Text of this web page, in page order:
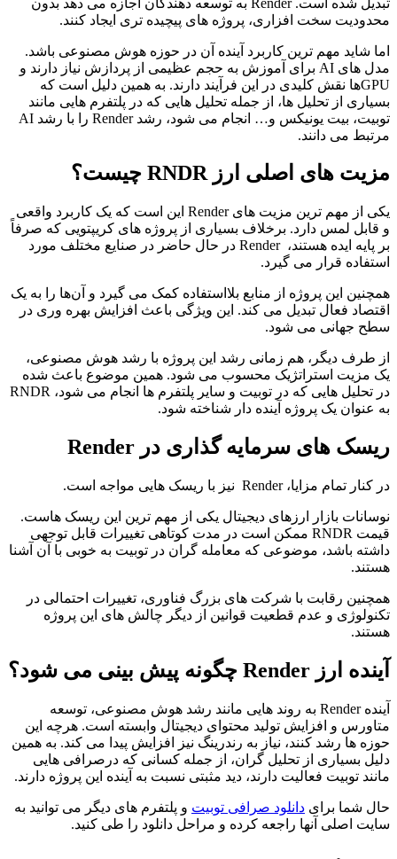
محدودیت سخت ‌افزاری، پروژه‌ های پیچیده‌ تری ایجاد کنند.
اما شاید مهم ‌ترین کاربرد آینده آن در حوزه هوش مصنوعی باشد.
مدل ‌های AI برای آموزش به حجم عظیمی از پردازش نیاز دارند و
GPUها نقش کلیدی در این فرآیند دارند. به همین دلیل است که
بسیاری از تحلیل ‌ها، از جمله تحلیل‌ هایی که در پلتفرم‌ هایی مانند
توبیت، بیت یونیکس و… انجام می ‌شود، رشد Render را با رشد AI
مرتبط می ‌دانند.
مزیت ‌های اصلی ارز RNDR چیست؟
یکی از مهم‌ ترین مزیت‌ های Render این است که یک کاربرد واقعی
و قابل لمس دارد. برخلاف بسیاری از پروژه‌ های کریپتویی که صرفاً
بر پایه ایده هستند، Render در حال حاضر در صنایع مختلف مورد
استفاده قرار می ‌گیرد.
همچنین این پروژه از منابع بلااستفاده کمک می گیرد و آن‌ها را به یک
اقتصاد فعال تبدیل می ‌کند. این ویژگی باعث افزایش بهره‌ وری در
سطح جهانی می ‌شود.
از طرف دیگر، هم زمانی رشد این پروژه با رشد هوش مصنوعی،
یک مزیت استراتژیک محسوب می ‌شود. همین موضوع باعث شده
در تحلیل ‌هایی که در توبیت و سایر پلتفرم ‌ها انجام می ‌شود، RNDR
به‌ عنوان یک پروژه آینده‌ دار شناخته شود.
ریسک ‌های سرمایه ‌گذاری در Render
در کنار تمام مزایا، Render نیز با ریسک ‌هایی مواجه است.
نوسانات بازار ارزهای دیجیتال یکی از مهم ‌ترین این ریسک ‌هاست.
قیمت RNDR ممکن است در مدت کوتاهی تغییرات قابل توجهی
داشته باشد، موضوعی که معامله ‌گران در توبیت به‌ خوبی با آن آشنا
هستند.
همچنین رقابت با شرکت‌ های بزرگ فناوری، تغییرات احتمالی در
تکنولوژی و عدم قطعیت قوانین از دیگر چالش‌ های این پروژه
هستند.
آینده ارز Render چگونه پیش ‌بینی می ‌شود؟
آینده Render به روند هایی مانند رشد هوش مصنوعی، توسعه
متاورس و افزایش تولید محتوای دیجیتال وابسته است. هرچه این
حوزه‌ ها رشد کنند، نیاز به رندرینگ نیز افزایش پیدا می ‌کند. به همین
دلیل بسیاری از تحلیل‌ گران، از جمله کسانی که درصرافی هایی
مانند توبیت فعالیت دارند، دید مثبتی نسبت به آینده این پروژه دارند.
حال شما برای دانلود صرافی توبیت و پلتفرم های دیگر می توانید به
سایت اصلی آنها راجعه کرده و مراحل دانلود را طی کنید.